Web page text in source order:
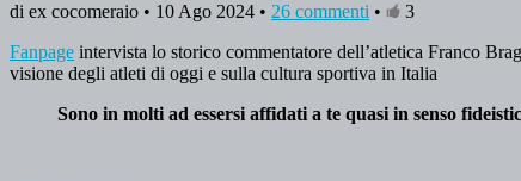
di ex cocomeraio • 10 Ago 2024 • 26 commenti •
3
Fanpage intervista lo storico commentatore dell’atletica Franco
visione degli atleti di oggi e sulla cultura sportiva in Italia
Sono in molti ad essersi affidati a te quasi in senso